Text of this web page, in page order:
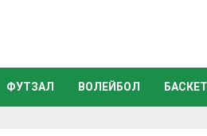
ФУТЗАЛ ВОЛЕЙБОЛ